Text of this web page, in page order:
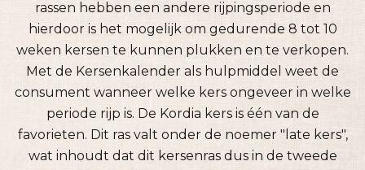
rassen hebben een andere rijpingsperiode en
hierdoor is het mogelijk om gedurende 8 tot 10
weken kersen te kunnen plukken en te verkopen.
Met de Kersenkalender als hulpmiddel weet de
consument wanneer welke kers ongeveer in welke
periode rijp is. De Kordia kers is één van de
favorieten. Dit ras valt onder de noemer "late kers",
wat inhoudt dat dit kersenras dus in de tweede